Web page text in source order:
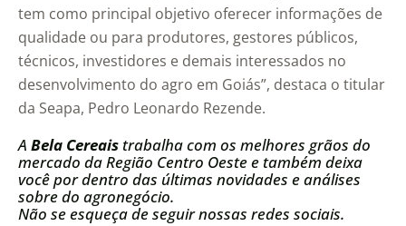
tem como principal objetivo oferecer informações de
qualidade ou para produtores, gestores públicos,
técnicos, investidores e demais interessados no
desenvolvimento do agro em Goiás”, destaca o titular
da Seapa, Pedro Leonardo Rezende.
A Bela Cereais trabalha com os melhores grãos do
mercado da Região Centro Oeste e também deixa
você por dentro das últimas novidades e análises
sobre do agronegócio.
Não se esqueça de seguir nossas redes sociais.